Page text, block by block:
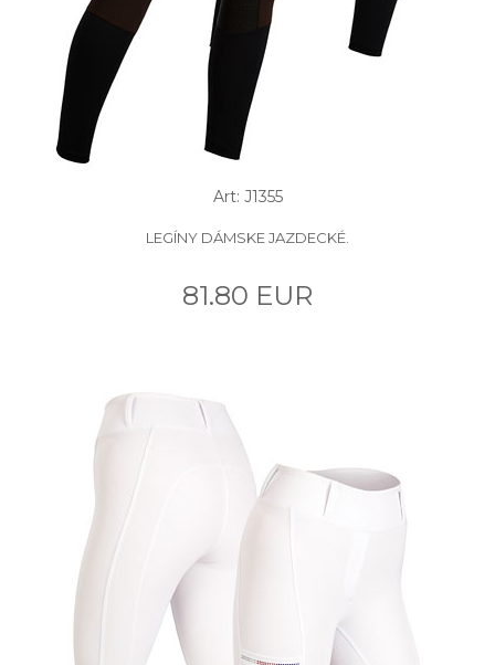
Art: J1355
LEGÍNY DÁMSKE JAZDECKÉ.
81.80 EUR